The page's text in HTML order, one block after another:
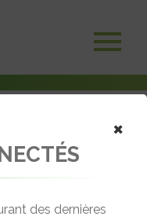
passent la barre
×
des dernières